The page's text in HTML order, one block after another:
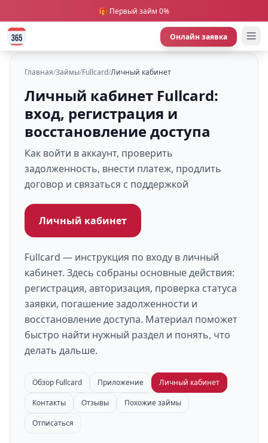
🎁 Первый займ 0%
Онлайн заявка
Главная/Займы/Fullcard/Личный кабинет
Личный кабинет Fullcard:
вход, регистрация и
восстановление доступа
Как войти в аккаунт, проверить
задолженность, внести платеж, продлить
договор и связаться с поддержкой
Личный кабинет
Fullcard — инструкция по входу в личный
кабинет. Здесь собраны основные действия:
регистрация, авторизация, проверка статуса
заявки, погашение задолженности и
восстановление доступа. Материал поможет
быстро найти нужный раздел и понять, что
делать дальше.
Обзор Fullcard Приложение
Личный кабинет
Контакты
Отзывы
Похожие займы
Отписаться